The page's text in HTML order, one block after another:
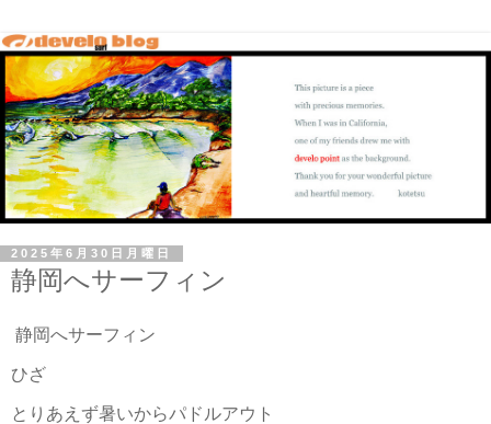
2025年6月30日月曜日
静岡へサーフィン
静岡へサーフィン
ひざ
とりあえず暑いからパドルアウト